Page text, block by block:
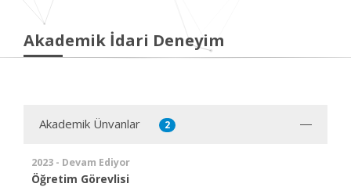
Akademik İdari Deneyim
Akademik Ünvanlar 2
2023 - Devam Ediyor
Öğretim Görevlisi